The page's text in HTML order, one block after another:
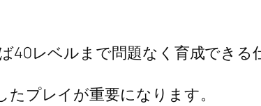
40レベルまで問題なく育成できる
プレイが重要になります。